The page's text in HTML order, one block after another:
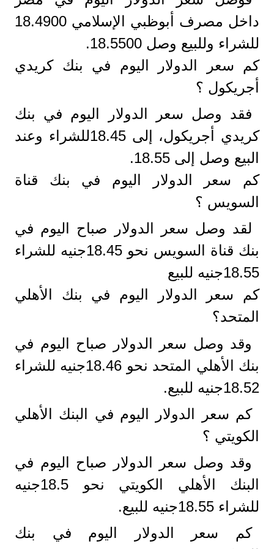
داخل مصرف أبوظبي الإسلامي 18.4900
للشراء وللبيع وصل 18.5500.
كم سعر الدولار اليوم في بنك كريدي
أجريكول ؟
فقد وصل سعر الدولار اليوم في بنك
كريدي أجريكول، إلى 18.45للشراء وعند
البيع وصل إلى 18.55.
كم سعر الدولار اليوم في بنك قناة
السويس ؟
لقد وصل سعر الدولار صباح اليوم في
بنك قناة السويس نحو 18.45جنيه للشراء
18.55جنيه للبيع
كم سعر الدولار اليوم في بنك الأهلي
المتحد؟
وقد وصل سعر الدولار صباح اليوم في
بنك الأهلي المتحد نحو 18.46جنيه للشراء
18.52جنيه للبيع.
كم سعر الدولار اليوم في البنك الأهلي
الكويتي ؟
وقد وصل سعر الدولار صباح اليوم في
البنك الأهلي الكويتي نحو 18.5جنيه
للشراء 18.55جنيه للبيع.
كم سعر الدولار اليوم في بنك